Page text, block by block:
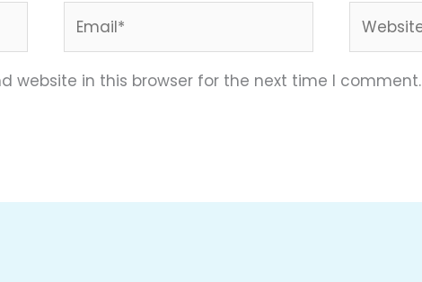
website in this browser for the next time I comment.